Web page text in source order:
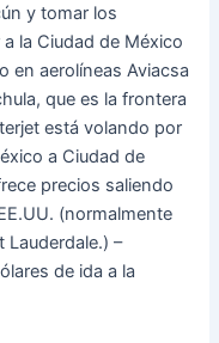
y tomar los
la Ciudad de México
en aerolíneas Aviacsa
que es la frontera
está volando por
a Ciudad de
precios saliendo
(normalmente
Lauderdale.) –
de ida a la